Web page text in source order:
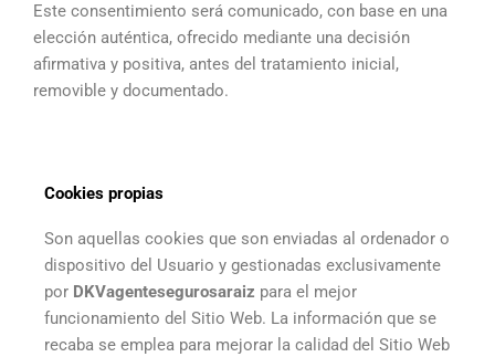
Este consentimiento será comunicado, con base en una
elección auténtica, ofrecido mediante una decisión
afirmativa y positiva, antes del tratamiento inicial,
removible y documentado.
Cookies propias
Son aquellas cookies que son enviadas al ordenador o
dispositivo del Usuario y gestionadas exclusivamente
por DKVagentesegurosaraiz para el mejor
funcionamiento del Sitio Web. La información que se
recaba se emplea para mejorar la calidad del Sitio Web